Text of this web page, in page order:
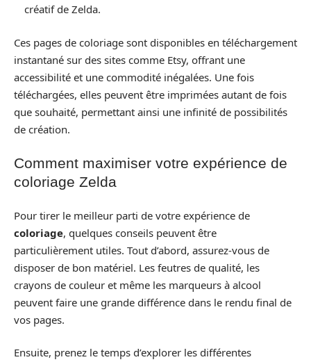
créatif de Zelda.
Ces pages de coloriage sont disponibles en téléchargement
instantané sur des sites comme Etsy, offrant une
accessibilité et une commodité inégalées. Une fois
téléchargées, elles peuvent être imprimées autant de fois
que souhaité, permettant ainsi une infinité de possibilités
de création.
Comment maximiser votre expérience de
coloriage Zelda
Pour tirer le meilleur parti de votre expérience de
coloriage, quelques conseils peuvent être
particulièrement utiles. Tout d’abord, assurez-vous de
disposer de bon matériel. Les feutres de qualité, les
crayons de couleur et même les marqueurs à alcool
peuvent faire une grande différence dans le rendu final de
vos pages.
Ensuite, prenez le temps d’explorer les différentes